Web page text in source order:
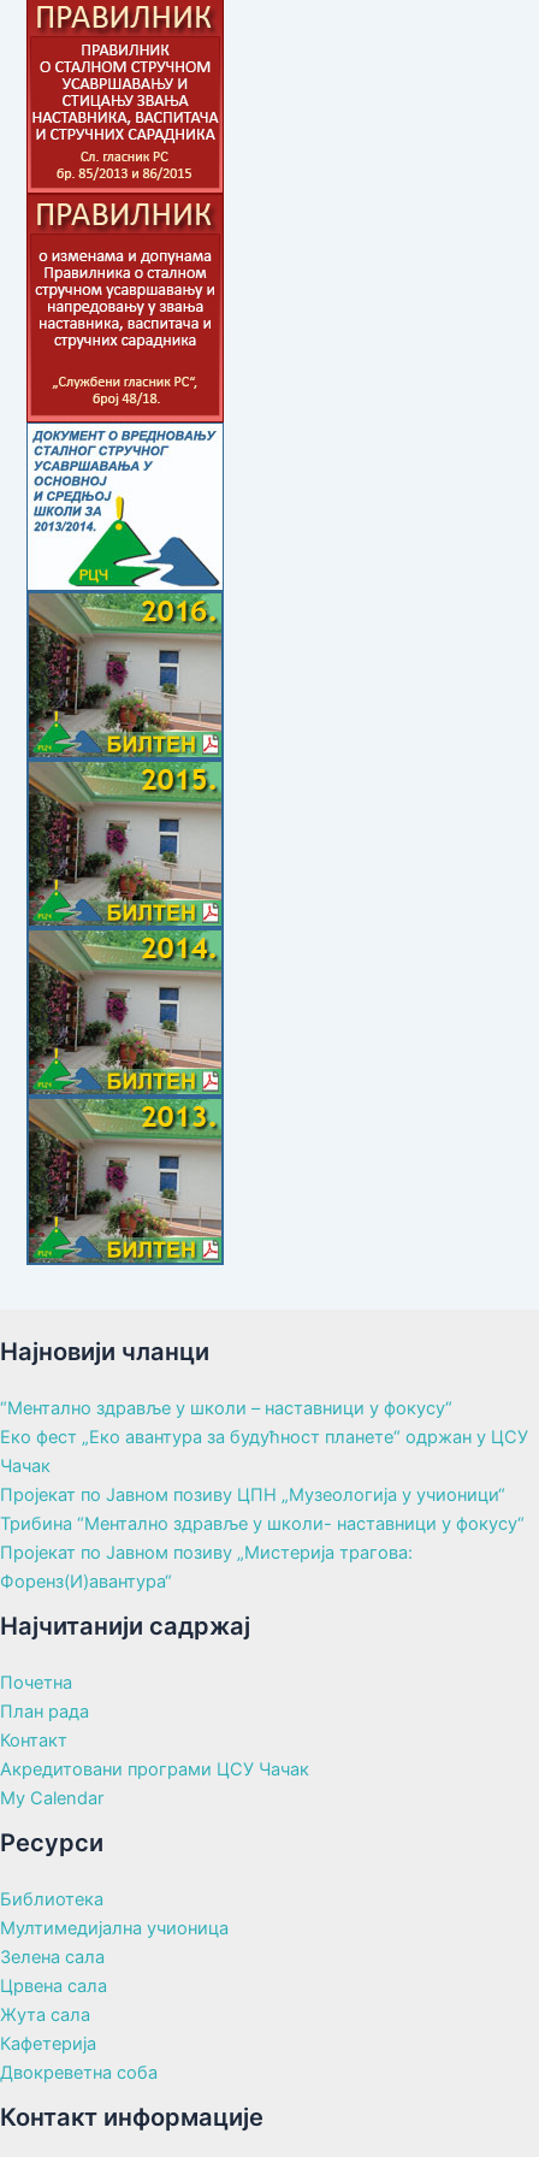
Најновији чланци
“Ментално здравље у школи – наставници у фокусу“
Еко фест „Еко авантура за будућност планете“ одржан у ЦСУ
Чачак
Пројекат по Јавном позиву ЦПН „Музеологија у учионици“
Трибина “Ментално здравље у школи- наставници у фокусу“
Пројекат по Јавном позиву „Мистерија трагова:
Форенз(И)авантура“
Најчитанији садржај
Почетна
План рада
Контакт
Акредитовани програми ЦСУ Чачак
My Calendar
Ресурси
Библиотека
Мултимедијална учионица
Зелена сала
Црвена сала
Жута сала
Кафетерија
Двокреветна соба
Контакт информације